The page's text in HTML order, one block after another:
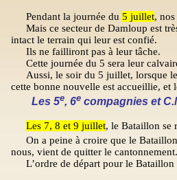
Pendant la journée du5 juillet,
Mais ce secteur de Damloup est
intact le terrain qui leur est confié.
Ils ne failliront pas à leur tâche.
Cette journée du 5 sera leur
Aussi, le soir du 5 juillet, lorsque
cette bonne nouvelle est accueillie, et
Les 5e, 6ecompagnies et
Les 7, 8 et 9 juillet, le Bataillon se
On a peine à croire que le
nous, vient de quitter le cantonnement.
L’ordre de départ pour le